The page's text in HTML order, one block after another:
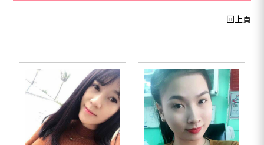
回上頁